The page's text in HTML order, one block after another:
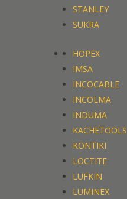
STANLEY
SUKRA
HOPEX
IMSA
INCOCABLE
INCOLMA
INDUMA
KACHETOOLS
KONTIKI
LOCTITE
LUFKIN
LUMINEX